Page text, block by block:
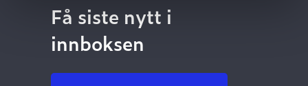
Få siste nytt i
innboksen